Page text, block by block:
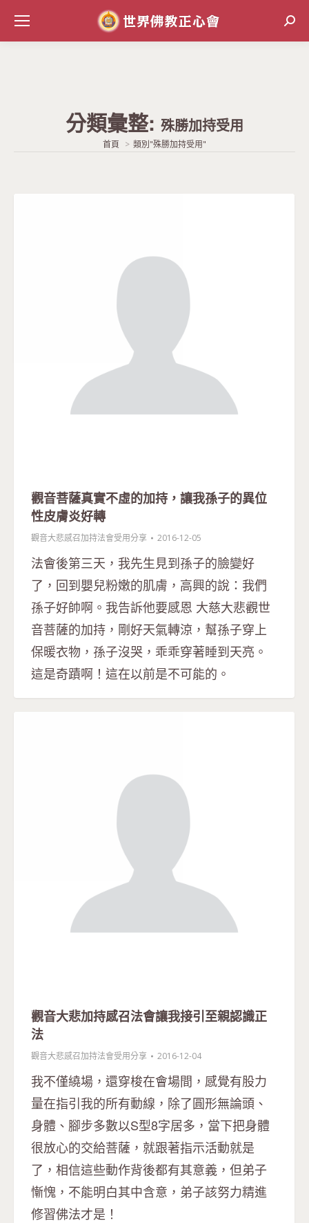
分類彙整: 殊勝加持受用
當前位置:
首頁 類別"殊勝加持受用"
觀音菩薩真實不虛的加持，讓我孫子的異位
性皮膚炎好轉
觀音大悲感召加持法會受用分享 2016-12-05
法會後第三天，我先生見到孫子的臉變好
了，回到嬰兒粉嫩的肌膚，高興的說：我們
孫子好帥啊。我告訴他要感恩 大慈大悲觀世
音菩薩的加持，剛好天氣轉涼，幫孫子穿上
保暖衣物，孫子沒哭，乖乖穿著睡到天亮。
這是奇蹟啊！這在以前是不可能的。
觀音大悲加持感召法會讓我接引至親認識正
法
觀音大悲感召加持法會受用分享 2016-12-04
我不僅繞場，還穿梭在會場間，感覺有股力
量在指引我的所有動線，除了圓形無論頭、
身體、腳步多數以S型8字居多，當下把身體
很放心的交給菩薩，就跟著指示活動就是
了，相信這些動作背後都有其意義，但弟子
慚愧，不能明白其中含意，弟子該努力精進
修習佛法才是！